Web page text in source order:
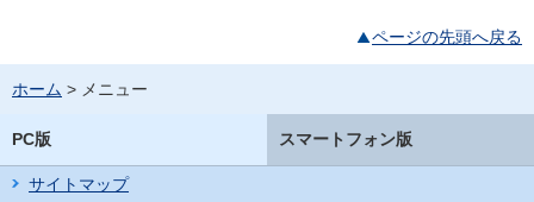
ページの先頭へ戻る
ホーム > メニュー
PC版 スマートフォン版
サイトマップ